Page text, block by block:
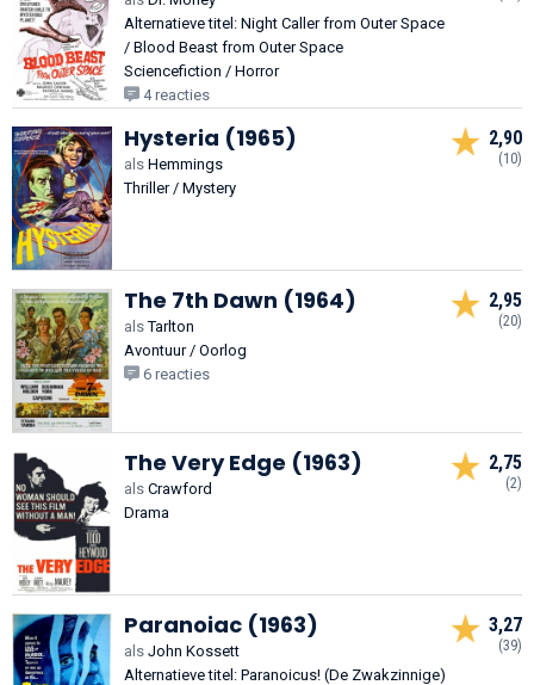
Alternatieve titel: Night Caller from Outer Space
/ Blood Beast from Outer Space
Sciencefiction / Horror
4 reacties
Hysteria (1965)
als Hemmings
Thriller / Mystery
2,90
(10)
The 7th Dawn (1964)
alsTarlton
Avontuur / Oorlog
6 reacties
2,95
(20)
The Very Edge (1963)
als Crawford
Drama
2,75
(2)
Paranoiac (1963)
als John Kossett
Alternatieve titel: Paranoicus! (De Zwakzinnige)
3,27
(39)